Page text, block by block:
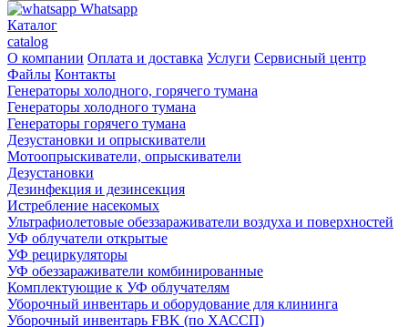
Whatsapp
Каталог
catalog
О компании Оплата и доставка Услуги Сервисный центр
Файлы Контакты
Генераторы холодного, горячего тумана
Генераторы холодного тумана
Генераторы горячего тумана
Дезустановки и опрыскиватели
Мотоопрыскиватели, опрыскиватели
Дезустановки
Дезинфекция и дезинсекция
Истребление насекомых
Ультрафиолетовые обеззараживатели воздуха и поверхностей
УФ облучатели открытые
УФ рециркуляторы
УФ обеззараживатели комбинированные
Комплектующие к УФ облучателям
Уборочный инвентарь и оборудование для клининга
Уборочный инвентарь FBK (по ХАССП)